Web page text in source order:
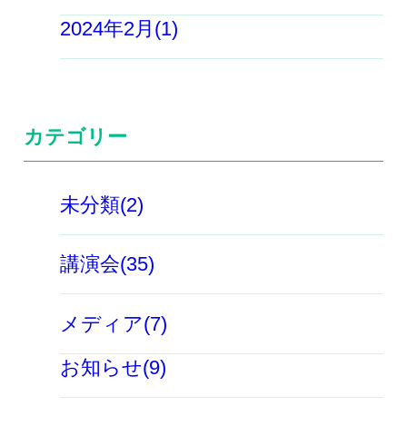
2024年2月(1)
カテゴリー
未分類(2)
講演会(35)
メディア(7)
お知らせ(9)